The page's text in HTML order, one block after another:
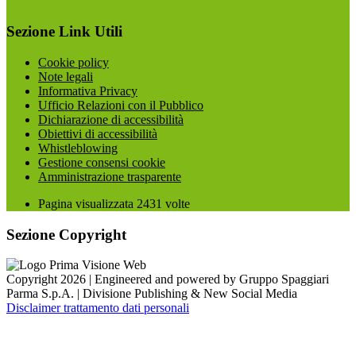
Sezione Link Utili
Cookie policy
Note legali
Informativa Privacy
Ufficio Relazioni con il Pubblico
Dichiarazione di accessibilità
Obiettivi di accessibilità
Whistleblowing
Gestione consensi cookie
Amministrazione trasparente
Pagina visualizzata 2431 volte
Sezione Copyright
Copyright 2026 | Engineered and powered by Gruppo Spaggiari
Parma S.p.A. | Divisione Publishing & New Social Media
Disclaimer trattamento dati personali